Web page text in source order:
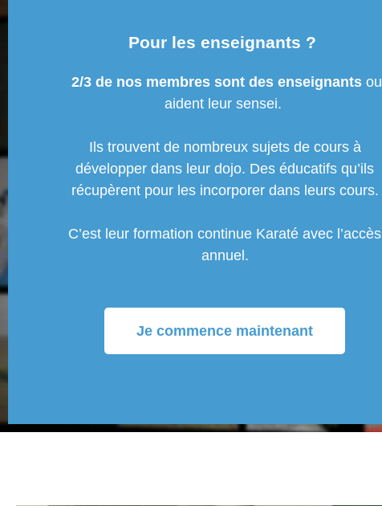
Pour les enseignants ?
2/3 de nos membres sont des enseignants ou
aident leur sensei.
Ils trouvent de nombreux sujets de cours à
développer dans leur dojo. Des éducatifs qu’ils
récupèrent pour les incorporer dans leurs cours.
C’est leur formation continue Karaté avec l’accès
annuel.
Je commence maintenant